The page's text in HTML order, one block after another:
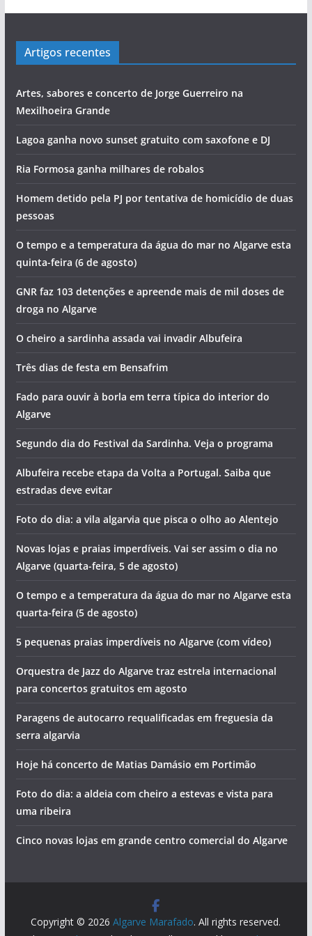
Artigos recentes
Artes, sabores e concerto de Jorge Guerreiro na
Mexilhoeira Grande
Lagoa ganha novo sunset gratuito com saxofone e DJ
Ria Formosa ganha milhares de robalos
Homem detido pela PJ por tentativa de homicídio de duas
pessoas
O tempo e a temperatura da água do mar no Algarve esta
quinta-feira (6 de agosto)
GNR faz 103 detenções e apreende mais de mil doses de
droga no Algarve
O cheiro a sardinha assada vai invadir Albufeira
Três dias de festa em Bensafrim
Fado para ouvir à borla em terra típica do interior do
Algarve
Segundo dia do Festival da Sardinha. Veja o programa
Albufeira recebe etapa da Volta a Portugal. Saiba que
estradas deve evitar
Foto do dia: a vila algarvia que pisca o olho ao Alentejo
Novas lojas e praias imperdíveis. Vai ser assim o dia no
Algarve (quarta-feira, 5 de agosto)
O tempo e a temperatura da água do mar no Algarve esta
quarta-feira (5 de agosto)
5 pequenas praias imperdíveis no Algarve (com vídeo)
Orquestra de Jazz do Algarve traz estrela internacional
para concertos gratuitos em agosto
Paragens de autocarro requalificadas em freguesia da
serra algarvia
Hoje há concerto de Matias Damásio em Portimão
Foto do dia: a aldeia com cheiro a estevas e vista para
uma ribeira
Cinco novas lojas em grande centro comercial do Algarve
Copyright © 2026Algarve Marafado. All rights reserved.